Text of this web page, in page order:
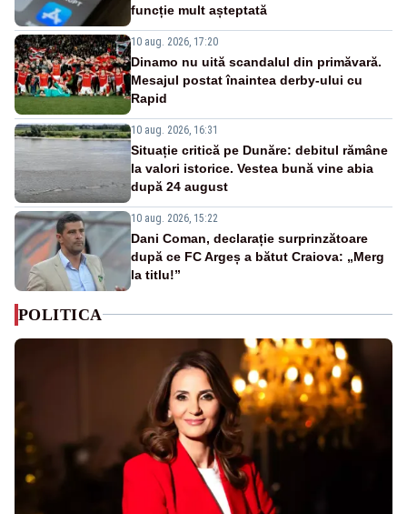
funcție mult așteptată
10 aug. 2026, 17:20
Dinamo nu uită scandalul din primăvară.
Mesajul postat înaintea derby-ului cu
Rapid
10 aug. 2026, 16:31
Situație critică pe Dunăre: debitul rămâne
la valori istorice. Vestea bună vine abia
după 24 august
10 aug. 2026, 15:22
Dani Coman, declarație surprinzătoare
după ce FC Argeș a bătut Craiova: „Merg
la titlu!”
POLITICA